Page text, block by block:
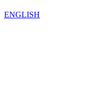
ENGLISH